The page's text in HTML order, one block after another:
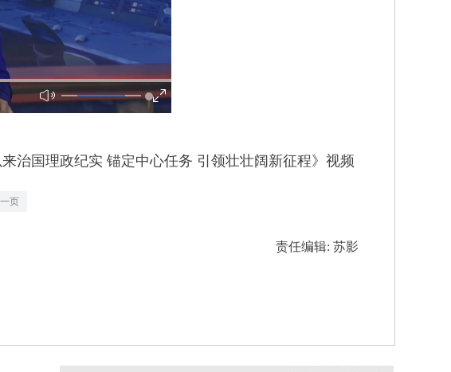
治国理政纪实 锚定中心任务 引领壮壮阔新征程》视频
页
责任编辑: 苏影